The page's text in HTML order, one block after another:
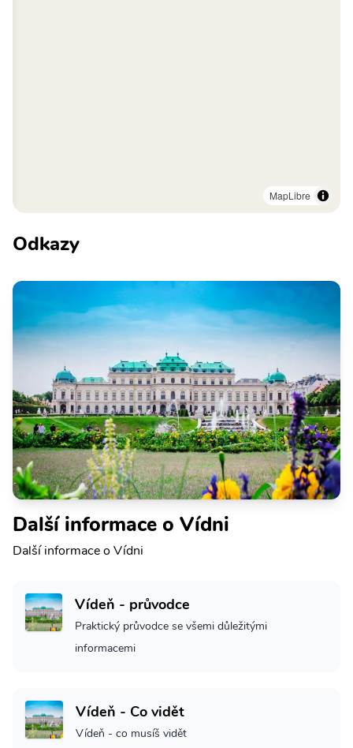
MapLibre
Odkazy
Další informace o Vídni
Další informace o Vídni
Vídeň - průvodce
Praktický průvodce se všemi důležitými
informacemi
Vídeň - Co vidět
Vídeň - co musíš vidět